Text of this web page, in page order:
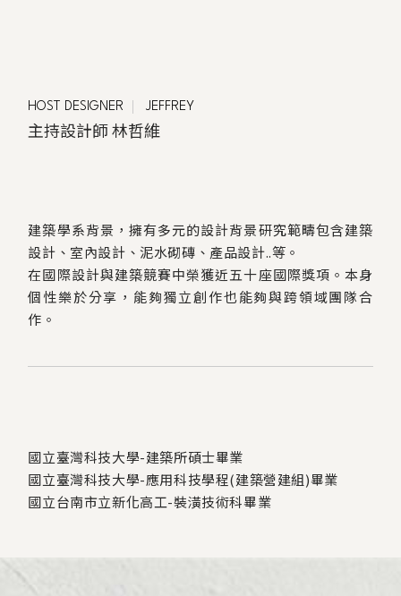
HOST DESIGNER JEFFREY
主持設計師 林哲維
建築學系背景，擁有多元的設計背景研究範疇包含建築
設計、室內設計、泥水砌磚、產品設計..等。
在國際設計與建築競賽中榮獲近五十座國際獎項。本身
個性樂於分享，能夠獨立創作也能夠與跨領域團隊合
作。
國立臺灣科技大學-建築所碩士畢業
國立臺灣科技大學-應用科技學程(建築營建組)畢業
國立台南市立新化高工-裝潢技術科畢業